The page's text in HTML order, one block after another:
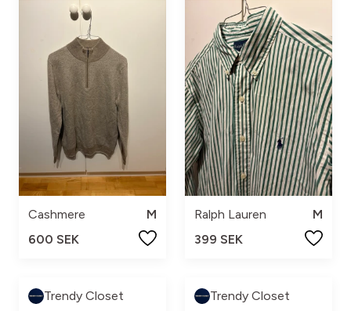
Cashmere
M
600 SEK
Ralph Lauren
M
399 SEK
Trendy Closet Trendy Closet